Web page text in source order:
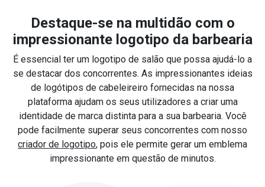
Destaque-se na multidão com o
impressionante logotipo da barbearia
É essencial ter um logotipo de salão que possa ajudá-lo a
se destacar dos concorrentes. As impressionantes ideias
de logótipos de cabeleireiro fornecidas na nossa
plataforma ajudam os seus utilizadores a criar uma
identidade de marca distinta para a sua barbearia. Você
pode facilmente superar seus concorrentes com nosso
criador de logotipo, pois ele permite gerar um emblema
impressionante em questão de minutos.